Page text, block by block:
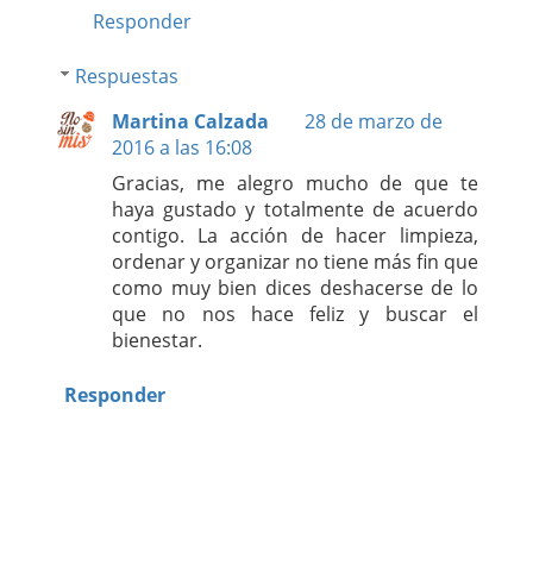
Responder
Respuestas
Martina Calzada
28 de marzo de
2016 a las 16:08
Gracias, me alegro mucho de que te
haya gustado y totalmente de acuerdo
contigo. La acción de hacer limpieza,
ordenar y organizar no tiene más fin que
como muy bien dices deshacerse de lo
que no nos hace feliz y buscar el
bienestar.
Responder